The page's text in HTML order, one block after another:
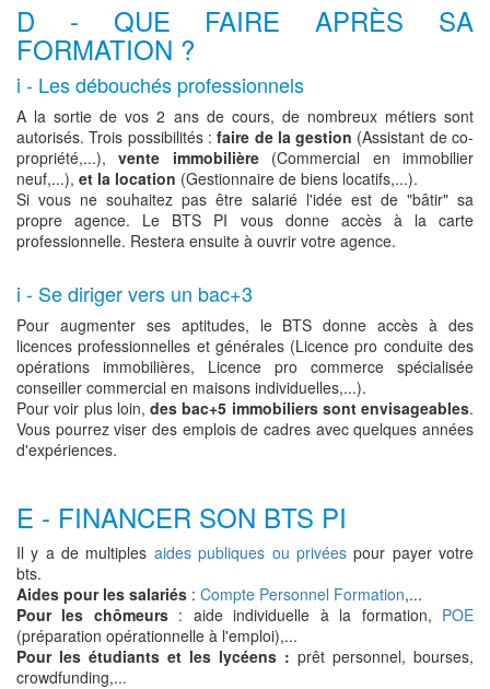
D - QUE FAIRE APRÈS SA
FORMATION ?
i - Les débouchés professionnels
A la sortie de vos 2 ans de cours, de nombreux métiers sont
autorisés. Trois possibilités :faire de la gestion (Assistant de co-
propriété,...),vente immobilière(Commercial en immobilier
neuf,...), et la location (Gestionnaire de biens locatifs,...).
Si vous ne souhaitez pas être salarié l'idée est de "bâtir" sa
propre agence. Le BTS PI vous donne accès à la carte
professionnelle. Restera ensuite à ouvrir votre agence.
i - Se diriger vers un bac+3
Pour augmenter ses aptitudes, le BTS donne accès à des
licences professionnelles et générales (Licence pro conduite des
opérations immobilières, Licence pro commerce spécialisée
conseiller commercial en maisons individuelles,...).
Pour voir plus loin, des bac+5 immobiliers sont envisageables.
Vous pourrez viser des emplois de cadres avec quelques années
d'expériences.
E - FINANCER SON BTS PI
Il y a de multiples aides publiques ou privéespour payer votre
bts.
Aides pour les salariés : Compte Personnel Formation,...
Pour les chômeurs: aide individuelle à la formation, POE
(préparation opérationnelle à l'emploi),...
Pour les étudiants et les lycéens : prêt personnel, bourses,
crowdfunding,...